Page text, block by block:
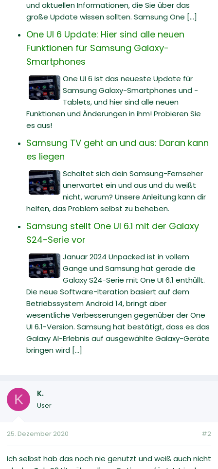
und aktuellen Informationen, die Sie über das
große Update wissen sollten. Samsung One [...]
One UI 6 Update: Hier sind alle neuen
Funktionen für Samsung Galaxy-
Smartphones
One UI 6 ist das neueste Update für
Samsung Galaxy-Smartphones und -
Tablets, und hier sind alle neuen
Funktionen und Änderungen in ihm! Probieren Sie
es aus!
Samsung TV geht an und aus: Daran kann
es liegen
Schaltet sich dein Samsung-Fernseher
unerwartet ein und aus und du weißt
nicht, warum? Unsere Anleitung kann dir
helfen, das Problem selbst zu beheben.
Samsung stellt One UI 6.1 mit der Galaxy
S24-Serie vor
Januar 2024 Unpacked ist in vollem
Gange und Samsung hat gerade die
Galaxy S24-Serie mit One UI 6.1 enthüllt.
Die neue Software-Iteration basiert auf dem
Betriebssystem Android 14, bringt aber
wesentliche Verbesserungen gegenüber der One
UI 6.1-Version. Samsung hat bestätigt, dass es das
Galaxy AI-Erlebnis auf ausgewählte Galaxy-Geräte
bringen wird [...]
K K.
User
25. Dezember 2020 #2
Ich selbst hab das noch nie genutzt und weiß auch nicht